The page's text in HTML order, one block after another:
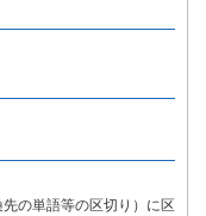
の単語等の区切り）に区